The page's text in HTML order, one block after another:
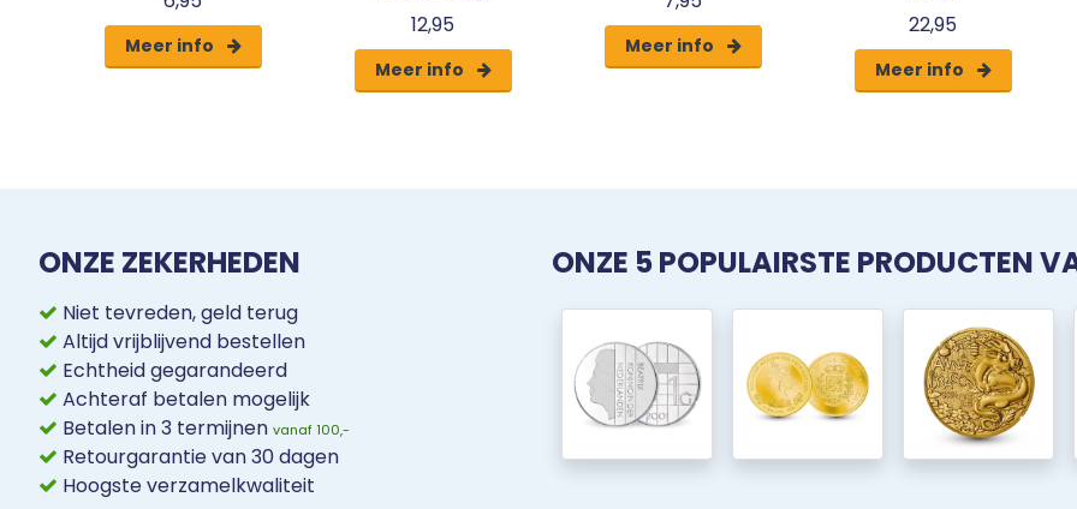
Meer info
12,95
Meer info
Meer info
22,95
Meer info
ONZE ZEKERHEDEN
Niet tevreden, geld terug
Altijd vrijblijvend bestellen
Echtheid gegarandeerd
Achteraf betalen mogelijk
Betalen in 3 termijnen vanaf 100,-
Retourgarantie van 30 dagen
Hoogste verzamelkwaliteit
ONZE 5 POPULAIRSTE PRODUCTEN